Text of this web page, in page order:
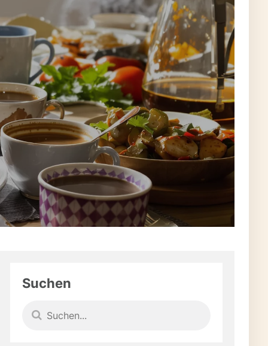
herzhafte Gerichte
Rezepte mit
Suchen